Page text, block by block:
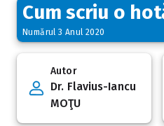
Cum scriu o
Numărul 3 Anul 2020
Autor
Dr. Flavius-Iancu
MOŢU